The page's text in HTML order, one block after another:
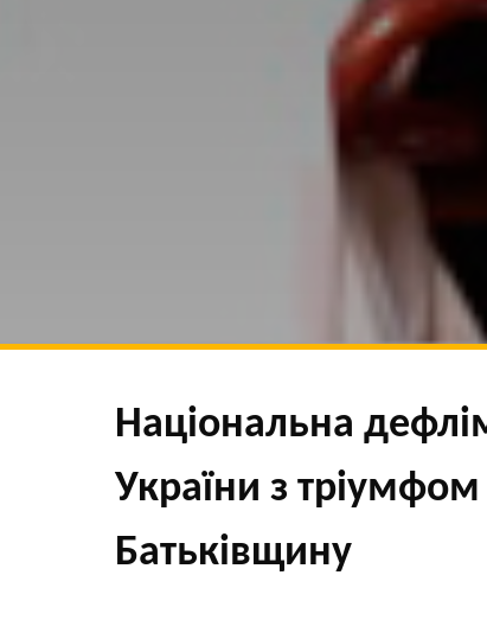
Національна
України з тріумфом
Батьківщину